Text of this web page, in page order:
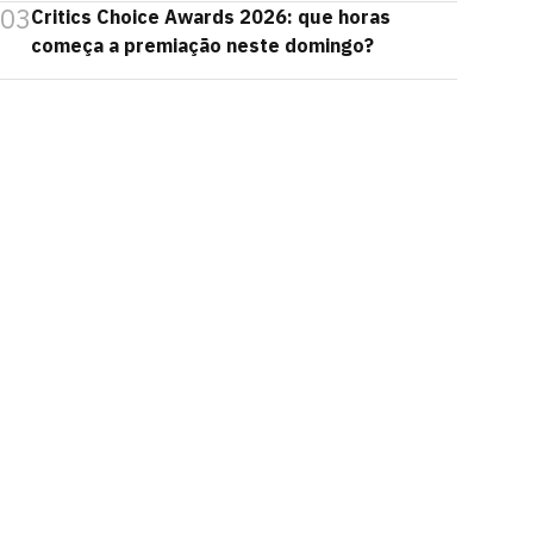
03Critics Choice Awards 2026: que horas
começa a premiação neste domingo?